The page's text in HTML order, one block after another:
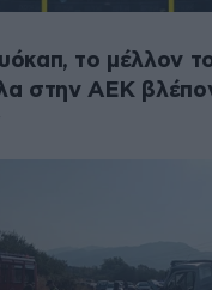
το μέλλον
στην ΑΕΚ